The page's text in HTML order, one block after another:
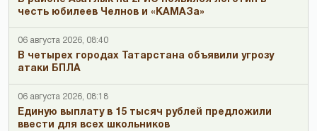
честь юбилеев Челнов и «КАМАЗа»
06 августа 2026, 08:40
В четырех городах Татарстана объявили угрозу
атаки БПЛА
06 августа 2026, 08:18
Единую выплату в 15 тысяч рублей предложили
ввести для всех школьников